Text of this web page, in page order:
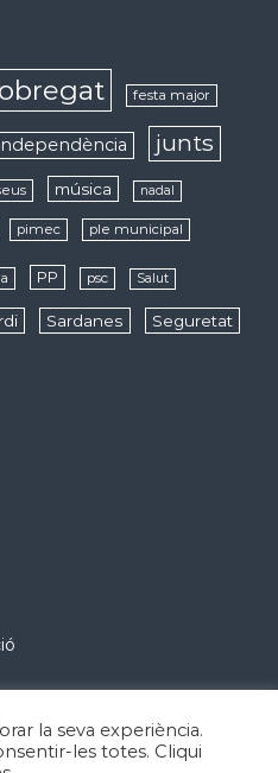
festa major
junts
música nadal
pimec ple municipal
PP psc Salut
Sardanes Seguretat
la seva experiència.
les totes. Cliqui